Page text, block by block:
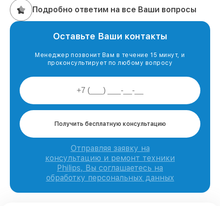
Подробно ответим на все Ваши вопросы
Оставьте Ваши контакты
Менеджер позвонит Вам в течение 15 минут, и
проконсультирует по любому вопросу
Получить бесплатную консультацию
Отправляя заявку на
консультацию и ремонт техники
Philips, Вы соглашаетесь на
обработку персональных данных